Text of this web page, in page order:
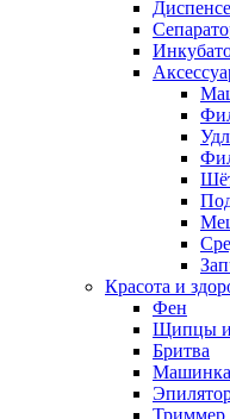
Красота и
Фен
Щипцы и
Бритва
Машинка
Триммер